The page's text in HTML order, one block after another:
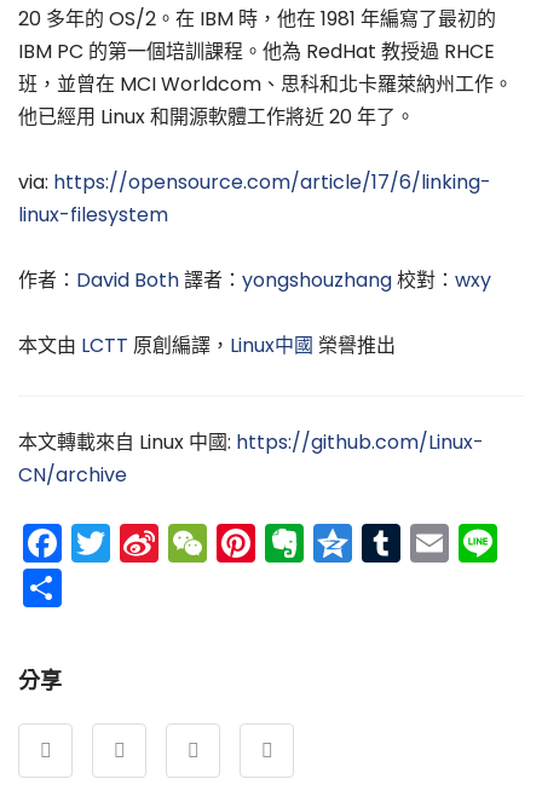
20 多年的 OS/2。在 IBM 時，他在 1981 年編寫了最初的
IBM PC 的第一個培訓課程。他為 RedHat 教授過 RHCE
班，並曾在 MCI Worldcom、思科和北卡羅萊納州工作。
他已經用 Linux 和開源軟體工作將近 20 年了。
via: https://opensource.com/article/17/6/linking-
linux-filesystem
作者： David Both譯者： yongshouzhang校對： wxy
本文由 LCTT 原創編譯， Linux中國 榮譽推出
本文轉載來自 Linux 中國: https://github.com/Linux-
CN/archive
Facebook
Twitter
Sina
Weibo
WeChat
Pinterest
Evernote
Qzone
Tumblr
分享